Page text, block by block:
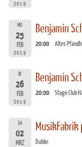
2019
MO
25
FEB
2019
Benjamin
20:00 Altes
DI
26
FEB
2019
Benjamin
20:00 Stage Club
SA
02
MRZ
MusikFabrik
Dublin